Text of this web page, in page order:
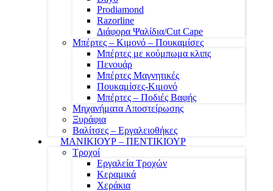
Prodiamond
Razorline
Διάφορα Ψαλίδια/Cut Cape
Μπέρτες – Κιμονό – Πουκαμίσες
Μπέρτες με κούμπωμα κλιπς
Πενουάρ
Μπέρτες Μαγνητικές
Πουκαμίσες-Κιμονό
Μπέρτες – Ποδιές Βαφής
Μηχανήματα Αποστείρωσης
Ξυράφια
Βαλίτσες – Εργαλειοθήκες
ΜΑΝΙΚΙΟΥΡ – ΠΕΝΤΙΚΙΟΥΡ
Τροχοί
Εργαλεία Τροχών
Κεραμικά
Χεράκια